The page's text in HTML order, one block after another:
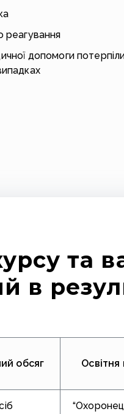
реагування
допомоги
та
в
обсяг